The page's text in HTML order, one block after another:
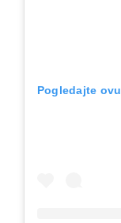
Pogledajte